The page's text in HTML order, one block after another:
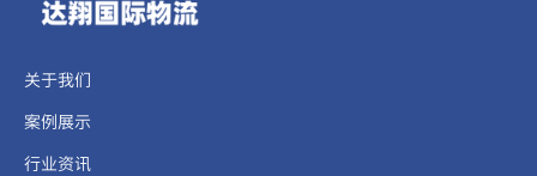
关于我们
案例展示
行业资讯